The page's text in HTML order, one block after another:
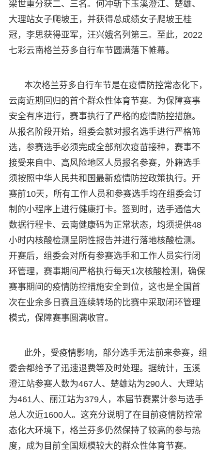
梁世重分获二、三名。何冲斩下玉溪澄江、楚雄、
大理站女子爬坡王，并获得总成绩女子爬坡王桂
冠，李思获得亚军，汪兴娥名列第三。至此，2022
七彩云南格兰芬多自行车节圆满落下帷幕。
本次格兰芬多自行车节是在疫情防控常态化下，
云南近期回归的首个群众性体育节赛。为保障赛事
安全有序进行，赛事执行了严格的疫情防控措施。
从报名阶段开始，组委会就对报名选手进行严格筛
选，参赛选手必须完成全部剂次疫苗接种，赛事不
接受来自中、高风险地区人员报名参赛，外籍选手
须按照中华人民共和国最新疫情防控政策执行。开
赛前10天，所有工作人员和参赛选手均在组委会订
制的小程序上进行健康打卡。签到时，选手通信大
数据行程卡、云南健康码为正常状态，均须提供48
小时内核酸检测呈阴性报告并进行落地核酸检测。
开赛后，组委会对所有参赛选手和工作人员实行闭
环管理，赛事期间严格执行每天1次核酸检测，确保
赛事期间的疫情防控措施安全到位，这也是全国首
次在业余多日赛且连续转场的比赛中采取闭环管理
模式，保障赛事圆满收官。
此外，受疫情影响，部分选手无法前来参赛，组
委会都给予了迅速退费等及时处理。据统计，玉溪
澄江站参赛人数为467人、楚雄站为290人、大理站
为461人、丽江站为379人，本届节赛累计参与选手
总人次近1600人。这充分说明了在目前疫情防控常
态化大环境下，格兰芬多仍然保持了较高的参与热
度，成为目前全国规模较大的群众性体育节赛。